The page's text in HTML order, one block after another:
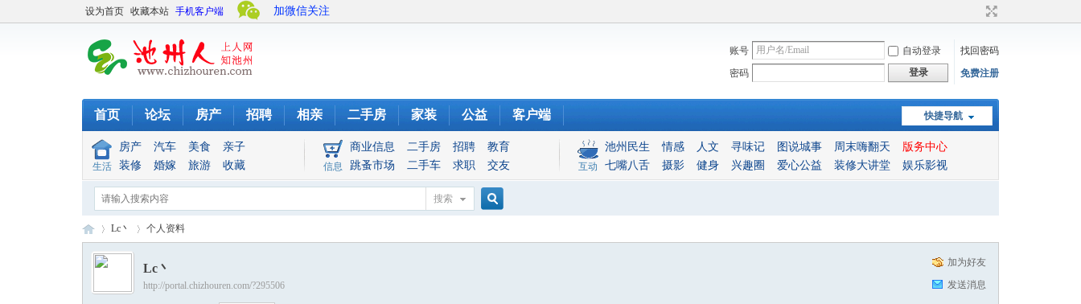
设为首页 收藏本站 手机客户端
账号 自动登录
找回密码
密码
登录 免费注册
快捷导航
首页 论坛 房产 招聘 相亲 二手房 家装 公益 客户端
生活
房产 汽车 美食
亲子
装修
婚嫁 旅游 收藏 信息
商业信息 二手房 招聘
教育
跳蚤市场
二手车 求职 交友 互动
池州民生 情感 人文 寻味记 图说城事 周末嗨翻天
版务中心
七嘴八舌
摄影 健身 兴趣圈 爱心公益 装修大讲堂 娱乐影视
加微信关注
搜索
›
Lc丶
›
个人资料
加为好友
发送消息
Lc丶
http://portal.chizhouren.com/?295506